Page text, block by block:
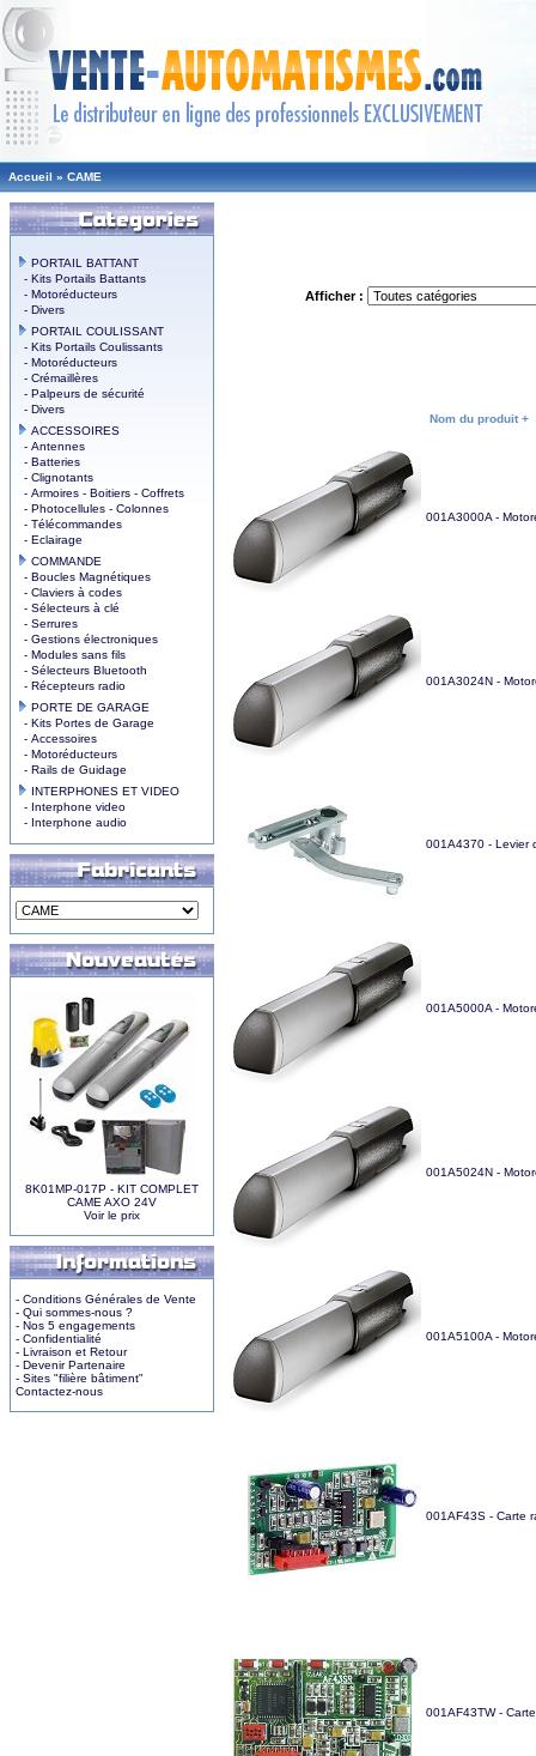
Accueil » CAME
PORTAIL BATTANT
- Kits Portails Battants
- Motoréducteurs
- Divers
PORTAIL COULISSANT
- Kits Portails Coulissants
- Motoréducteurs
- Crémaillères
- Palpeurs de sécurité
- Divers
ACCESSOIRES
- Antennes
- Batteries
- Clignotants
- Armoires - Boitiers - Coffrets
- Photocellules - Colonnes
- Télécommandes
- Eclairage
COMMANDE
- Boucles Magnétiques
- Claviers à codes
- Sélecteurs à clé
- Serrures
- Gestions électroniques
- Modules sans fils
- Sélecteurs Bluetooth
- Récepteurs radio
PORTE DE GARAGE
- Kits Portes de Garage
- Accessoires
- Motoréducteurs
- Rails de Guidage
INTERPHONES ET VIDEO
- Interphone video
- Interphone audio
8K01MP-017P - KIT COMPLET
CAME AXO 24V
Voir le prix
- Conditions Générales de Vente
- Qui sommes-nous ?
- Nos 5 engagements
- Confidentialité
- Livraison et Retour
- Devenir Partenaire
- Sites "filière bâtiment"
Contactez-nous
Afficher :
Nom du produit +
001A3000A -
001A3024N -
001A4370 - Levier
001A5000A -
001A5024N -
001A5100A -
001AF43S - Carte
001AF43TW -